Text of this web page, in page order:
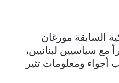
السابقة مورغان
مع سياسيين لبنانيين،
ومعلومات تثير